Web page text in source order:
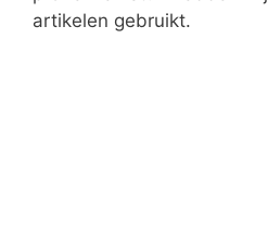
artikelen gebruikt.